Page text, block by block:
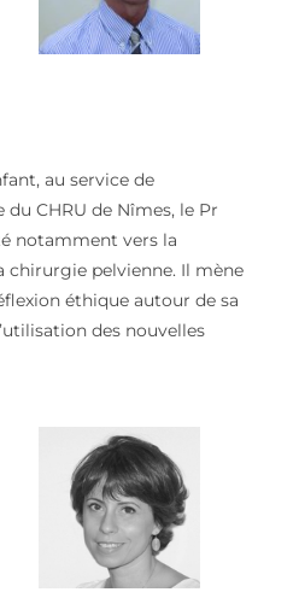
au service de
CHRU de Nîmes, le Pr
notamment vers la
pelvienne. Il mène
éthique autour de sa
des nouvelles